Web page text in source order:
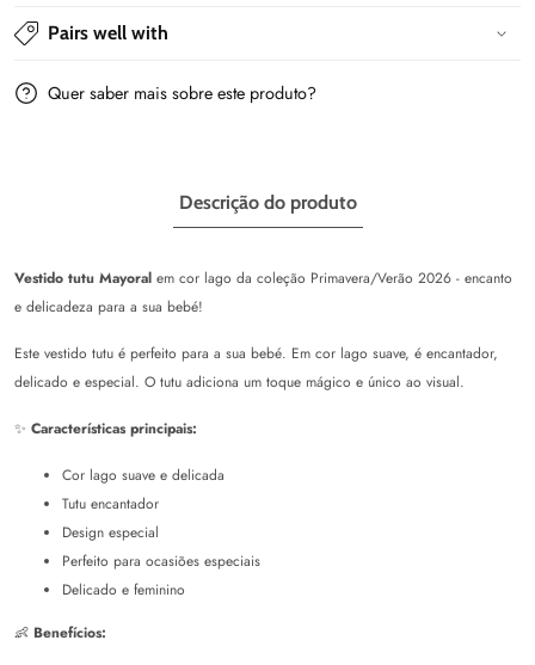
Pairs well with
Quer saber mais sobre este produto?
Descrição do produto
Vestido tutu Mayoral em cor lago da coleção Primavera/Verão 2026 - encanto
e delicadeza para a sua bebé!
Este vestido tutu é perfeito para a sua bebé. Em cor lago suave, é encantador,
delicado e especial. O tutu adiciona um toque mágico e único ao visual.
✨ Características principais:
Cor lago suave e delicada
Tutu encantador
Design especial
Perfeito para ocasiões especiais
Delicado e feminino
👶 Benefícios: